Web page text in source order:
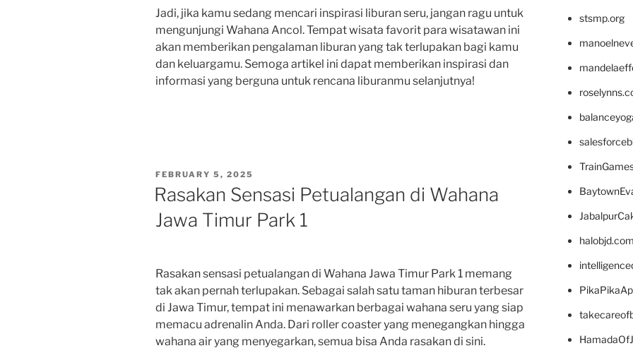
Jadi, jika kamu sedang mencari inspirasi liburan seru, jangan ragu untuk
mengunjungi Wahana Ancol. Tempat wisata favorit para wisatawan ini
akan memberikan pengalaman liburan yang tak terlupakan bagi kamu
dan keluargamu. Semoga artikel ini dapat memberikan inspirasi dan
informasi yang berguna untuk rencana liburanmu selanjutnya!
POSTED
ON
FEBRUARY 5, 2025
Rasakan Sensasi Petualangan di Wahana
Jawa Timur Park 1
Rasakan sensasi petualangan di Wahana Jawa Timur Park 1 memang
tak akan pernah terlupakan. Sebagai salah satu taman hiburan terbesar
di Jawa Timur, tempat ini menawarkan berbagai wahana seru yang siap
memacu adrenalin Anda. Dari roller coaster yang menegangkan hingga
wahana air yang menyegarkan, semua bisa Anda rasakan di sini.
stsmp.org
halobjd.com